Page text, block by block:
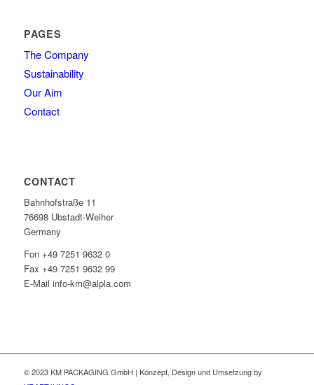
PAGES
The Company
Sustainability
Our Aim
Contact
CONTACT
Bahnhofstraße 11
76698 Ubstadt-Weiher
Germany
Fon +49 7251 9632 0
Fax +49 7251 9632 99
E-Mail info-km@alpla.com
© 2023 KM PACKAGING GmbH | Konzept, Design und Umsetzung by